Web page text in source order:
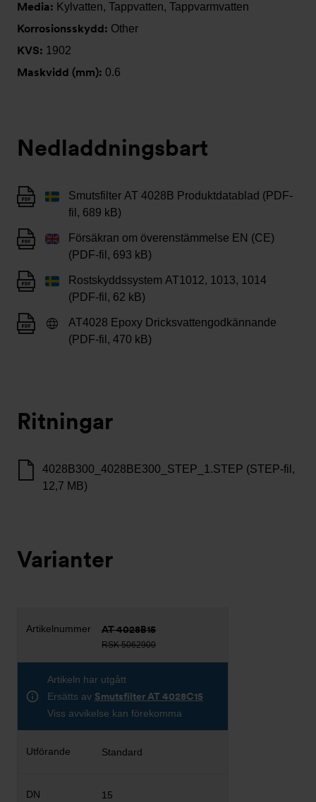
Media: Kylvatten, Tappvatten, Tappvarmvatten
Korrosionsskydd: Other
KVS: 1902
Maskvidd (mm): 0.6
Nedladdningsbart
Smutsfilter AT 4028B Produktdatablad (PDF-
fil, 689 kB)
Försäkran om överenstämmelse EN (CE)
(PDF-fil, 693 kB)
Rostskyddssystem AT1012, 1013, 1014
(PDF-fil, 62 kB)
AT4028 Epoxy Dricksvattengodkännande
(PDF-fil, 470 kB)
Ritningar
4028B300_4028BE300_STEP_1.STEP (STEP-fil,
12,7 MB)
Varianter
AT 4028B15
RSK 5062900
Artikeln har utgått
Ersätts av Smutsfilter AT 4028C15
Viss avvikelse kan förekomma
Standard
15